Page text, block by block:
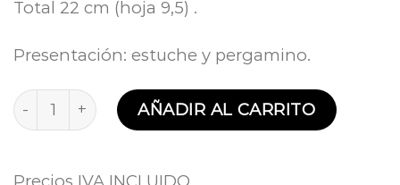
Total 22 cm (hoja 9,5) .
Presentación: estuche y pergamino.
Navaja de Punta Inglesa VG10 y asta de ciervo
AÑADIR AL CARRITO